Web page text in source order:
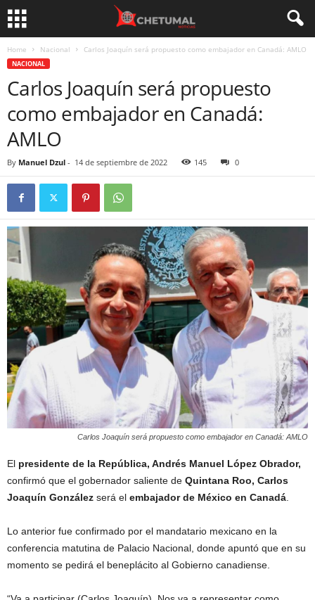
Home Nacional Carlos Joaquín será propuesto como embajador en Canadá: AMLO
NACIONAL
Carlos Joaquín será propuesto
como embajador en Canadá:
AMLO
By Manuel Dzul - 14 de septiembre de 2022 145 0
Carlos Joaquín será propuesto como embajador en Canadá: AMLO
El presidente de la República, Andrés Manuel López Obrador,
confirmó que el gobernador saliente de Quintana Roo, Carlos
Joaquín González será el embajador de México en Canadá
Lo anterior fue confirmado por el mandatario mexicano en la
conferencia matutina de Palacio Nacional, donde apuntó que en su
momento se pedirá el beneplácito al Gobierno canadiense.